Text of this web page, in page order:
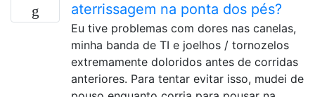
aterrissagem na ponta dos pés?
Eu tive problemas com dores nas canelas,
minha banda de TI e joelhos / tornozelos
extremamente doloridos antes de corridas
anteriores. Para tentar evitar isso, mudei de